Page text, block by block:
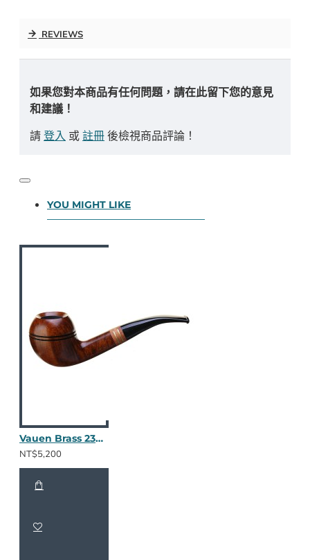
REVIEWS
如果您對本商品有任何問題，請在此留下您的意見
和建議！
請登入 或註冊後檢視商品評論！
YOU MIGHT LIKE
Vauen Brass 2308
NT$5,200